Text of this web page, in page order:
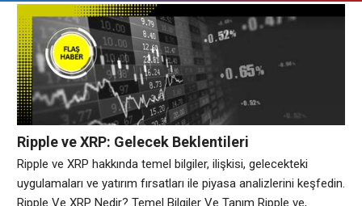
Ripple ve XRP: Gelecek Beklentileri
Ripple ve XRP hakkında temel bilgiler, ilişkisi, gelecekteki
uygulamaları ve yatırım fırsatları ile piyasa analizlerini keşfedin.
Ripple Ve XRP Nedir? Temel Bilgiler Ve Tanım Ripple ve,